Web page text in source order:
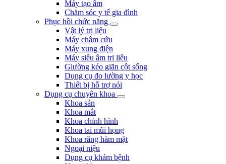
Máy tạo ẩm
Chăm sóc y tế gia đình
Phục hồi chức năng
Vật lý trị liệu
Máy châm cứu
Máy xung điện
Máy siêu âm trị liệu
Giường kéo giãn cột sống
Dụng cụ đo lường y học
Thiết bị hỗ trợ nói
Dụng cụ chuyên khoa
Khoa sản
Khoa mắt
Khoa chỉnh hình
Khoa tai mũi họng
Khoa răng hàm mặt
Ngoại niệu
Dụng cụ khám bệnh